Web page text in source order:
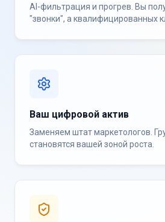
AI-фильтрация и прогрев. Вы
"звонки", а квалифицированных
Ваш цифровой актив
Заменяем штат маркетологов.
становятся вашей зоной роста.